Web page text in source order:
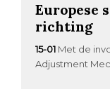
Europese
richting
15-01 Met de
Adjustment